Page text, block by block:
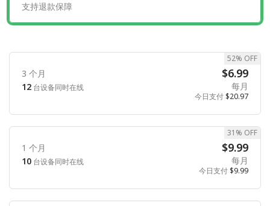
支持退款保障
3 个月
12 台设备同时在线
$6.99
每月
今日支付 $20.97
52% OFF
1 个月
10 台设备同时在线
$9.99
每月
今日支付 $9.99
31% OFF